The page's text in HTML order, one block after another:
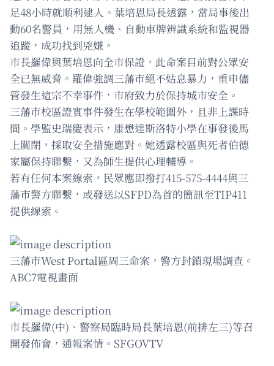
足48小時就順利逮人。葉培恩局長透露，當局事後出
動60名警員，用無人機、自動車牌辨識系統和監視器
追蹤，成功找到兇嫌。
市長羅偉與葉培恩向全市保證，此命案目前對公眾安
全已無威脅。羅偉強調三藩市絕不姑息暴力，重申儘
管發生這宗不幸事件，市府致力於保持城市安全。
三藩市校區證實事件發生在學校範圍外，且非上課時
間。學監史瑞慶表示，康懋達斯洛特小學在事發後馬
上關閉，採取安全措施應對。她透露校區與死者伯德
家屬保持聯繫，又為師生提供心理輔導。
若有任何本案線索，民眾應即撥打415-575-4444與三
藩市警方聯繫，或發送以SFPD為首的簡訊至TIP411
提供線索。
三藩市West Portal區周三命案，警方封鎖現場調查。
ABC7電視畫面
市長羅偉(中)、警察局臨時局長葉培恩(前排左三)等召
開發佈會，通報案情。SFGOVTV